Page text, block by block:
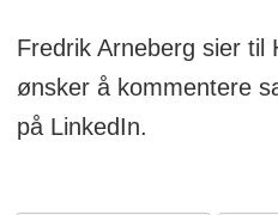
Fredrik Arneberg sier til
ønsker å kommentere
på LinkedIn.